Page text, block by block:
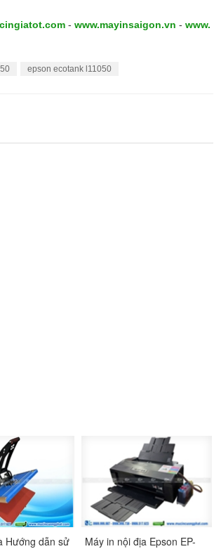
- www.mayinsaigon.vn - www.
epson ecotank l11050
Hướng dẫn sử
Máy in nội địa Epson EP-